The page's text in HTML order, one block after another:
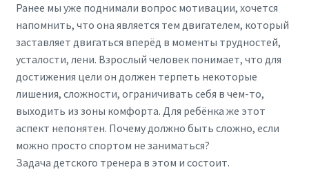
Ранее мы уже поднимали вопрос мотивации, хочется
напомнить, что она является тем двигателем, который
заставляет двигаться вперёд в моменты трудностей,
усталости, лени. Взрослый человек понимает, что для
достижения цели он должен терпеть некоторые
лишения, сложности, ограничивать себя в чем-то,
выходить из зоны комфорта. Для ребёнка же этот
аспект непонятен. Почему должно быть сложно, если
можно просто спортом не заниматься?
Задача детского тренера в этом и состоит.